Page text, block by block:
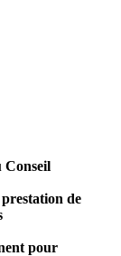
Conseil
de
pour